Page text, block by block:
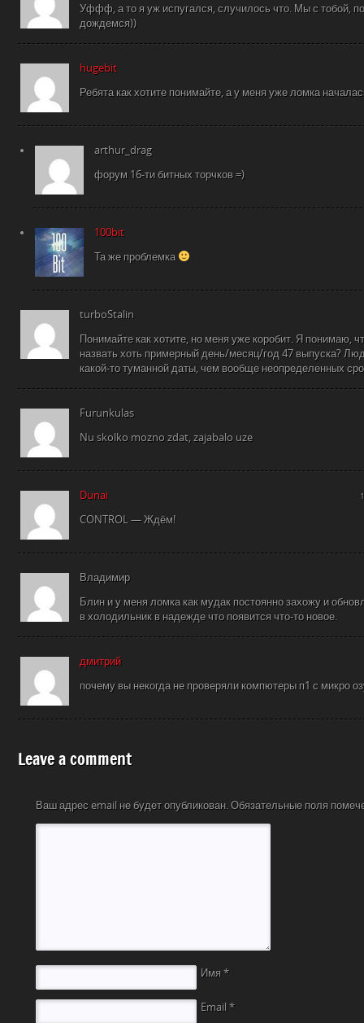
Уффф, а то я уж испугался, случилось что. Мы с тобой,
дождемся))
hugebit
Ребята как хотите понимайте, а у меня уже ломка
arthur_drag
форум 16-ти битных торчков =)
100bit
Та же проблемка
turboStalin
Понимайте как хотите, но меня уже коробит. Я понимаю,
назвать хоть примерный день/месяц/год 47 выпуска?
какой-то туманной даты, чем вообще неопределенных
Furunkulas
Nu skolko mozno zdat, zajabalo uze
Dunai
CONTROL — Ждём!
Владимир
Блин и у меня ломка как мудак постоянно захожу и
в холодильник в надежде что появится что-то новое.
дмитрий
почему вы некогда не проверяли компютеры п1 с микро
Leave a comment
Ваш адрес email не будет опубликован. Обязательные поля
Имя *
Email *